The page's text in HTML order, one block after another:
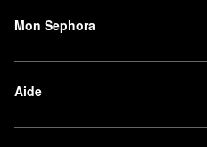
Mon Sephora
Aide